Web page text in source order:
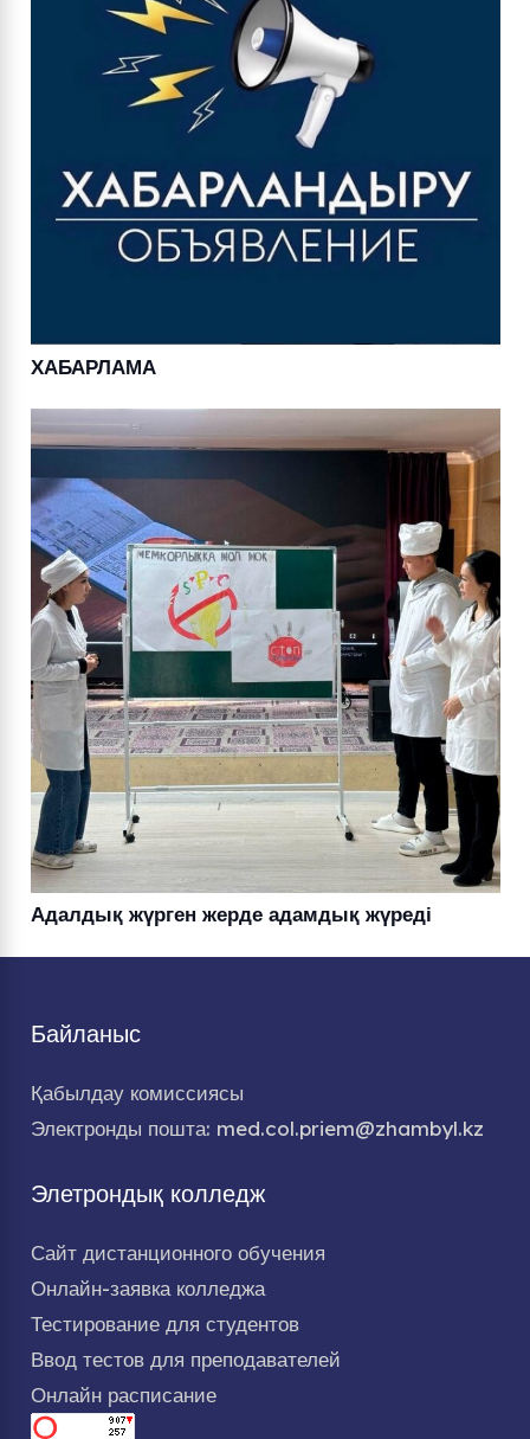
ХАБАРЛАМА
Адалдық жүрген жерде адамдық жүреді
Байланыс
Қабылдау комиссиясы
Электронды пошта: med.col.priem@zhambyl.kz
Элетрондық колледж
Сайт дистанционного обучения
Онлайн-заявка колледжа
Тестирование для студентов
Ввод тестов для преподавателей
Онлайн расписание